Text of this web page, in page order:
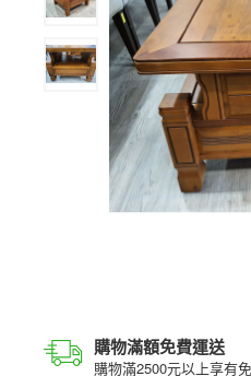
購物滿額免費運送
購物滿2500元以上享有